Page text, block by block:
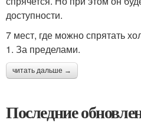
доступности.
7 мест, где можно спрятать
1. За пределами.
читать дальше →
Последние